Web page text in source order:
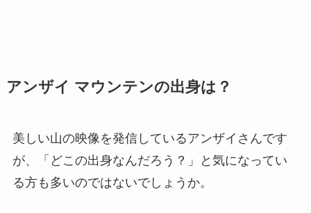
アンザイ マウンテンの出身は？
美しい山の映像を発信しているアンザイさんです
が、「どこの出身なんだろう？」と気になってい
る方も多いのではないでしょうか。